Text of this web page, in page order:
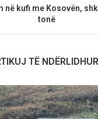
në kufi me Kosovën,
tonë
TË